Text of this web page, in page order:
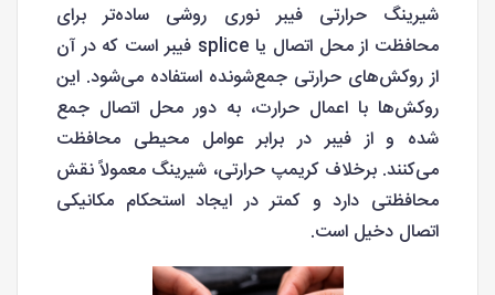
شیرینگ حرارتی فیبر نوری روشی ساده‌تر برای
محافظت از محل اتصال یا splice فیبر است که در آن
از روکش‌های حرارتی جمع‌شونده استفاده می‌شود. این
روکش‌ها با اعمال حرارت، به دور محل اتصال جمع
شده و از فیبر در برابر عوامل محیطی محافظت
می‌کنند. برخلاف کریمپ حرارتی، شیرینگ معمولاً نقش
محافظتی دارد و کمتر در ایجاد استحکام مکانیکی
اتصال دخیل است.